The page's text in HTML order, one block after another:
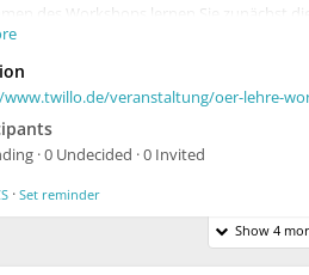
des Workshops lernen Sie zunächst
und Erstellung offener
Gestaltung offener Lehr-/
und Herausforderungen offener Lehre
-durchführung und -nachbereitung
und Features unseres Portals
veranstaltung/oer-lehre-
· 0 Undecided · 0 Invited
· Set reminder
Show 4